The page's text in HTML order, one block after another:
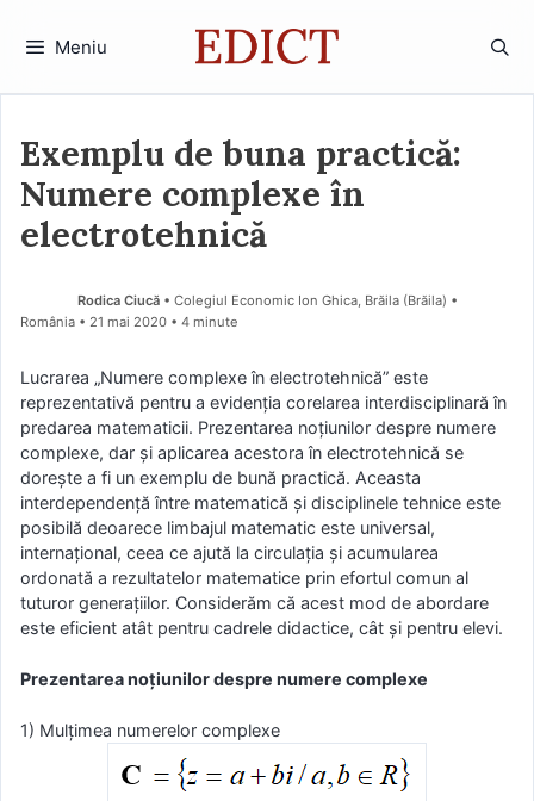
Meniu
Exemplu de buna practică:
Numere complexe în
electrotehnică
Rodica Ciucă • Colegiul Economic Ion Ghica, Brăila (Brăila) •
România
21 mai 2020 • 4 minute
Lucrarea „Numere complexe în electrotehnică” este
reprezentativă pentru a evidenția corelarea interdisciplinară în
predarea matematicii. Prezentarea noțiunilor despre numere
complexe, dar și aplicarea acestora în electrotehnică se
dorește a fi un exemplu de bună practică. Aceasta
interdependență între matematică și disciplinele tehnice este
posibilă deoarece limbajul matematic este universal,
internațional, ceea ce ajută la circulația și acumularea
ordonată a rezultatelor matematice prin efortul comun al
tuturor generațiilor. Considerăm că acest mod de abordare
este eficient atât pentru cadrele didactice, cât și pentru elevi.
Prezentarea noțiunilor despre numere complexe
1) Mulţimea numerelor complexe